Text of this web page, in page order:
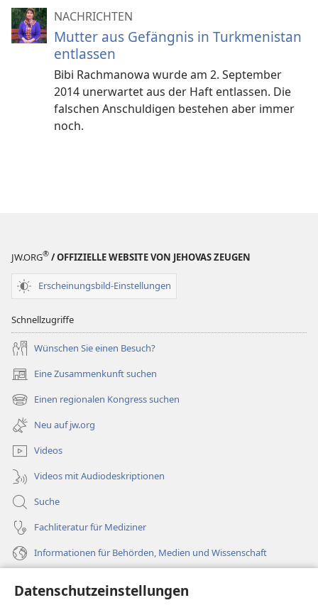
Datenschutzeinstellungen
NACHRICHTEN
Mutter aus Gefängnis in Turkmenistan
entlassen
Bibi Rachmanowa wurde am 2. September
2014 unerwartet aus der Haft entlassen. Die
falschen Anschuldigen bestehen aber immer
noch.
JW.ORG® / OFFIZIELLE WEBSITE VON JEHOVAS ZEUGEN
Erscheinungsbild-Einstellungen
Schnellzugriffe
Wünschen Sie einen Besuch?
Eine Zusammenkunft suchen
(öffnet
neues
Fenster)
Einen regionalen Kongress suchen
(öffnet
neues
Fenster)
Neu auf jw.org
Videos
Videos mit Audiodeskriptionen
Suche
Fachliteratur für Mediziner
Informationen für Behörden, Medien und Wissenschaft